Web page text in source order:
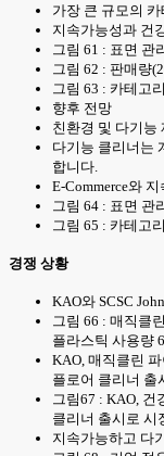
가장 큰 규모의
지속가능성과 건
그림 61 : 표면 관
그림 62 : 판매량
그림 63 : 카테고
향후 전망
친환경 및 다기능
다기능 클리너는
합니다.
E-Commerce와
그림 64 : 표면 관
그림 65 : 카테고
경쟁 상황
KAO와 SCSC
그림 66 : 매직클
플라스틱 사용량
KAO, 매직클린
플로어 클리너 출
그림67 : KAO, 건
클리너 출시로 시
지속가능하고 다